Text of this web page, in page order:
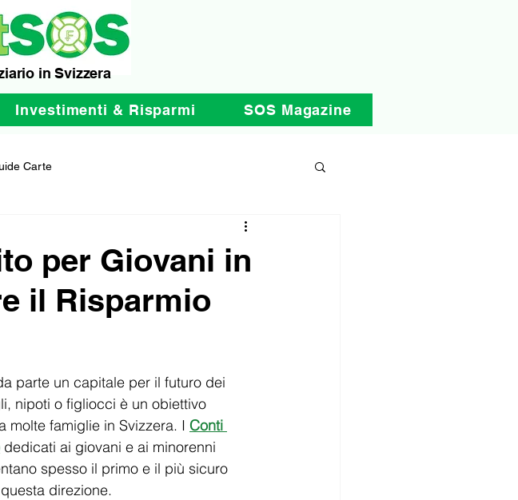
in Svizzera
Investimenti & Risparmi SOS Magazine
Carte
per Giovani in
il Risparmio
parte un capitale per il futuro dei
nipoti o figliocci è un obiettivo
molte famiglie in Svizzera. I Conti
dedicati ai giovani e ai minorenni
spesso il primo e il più sicuro
direzione.